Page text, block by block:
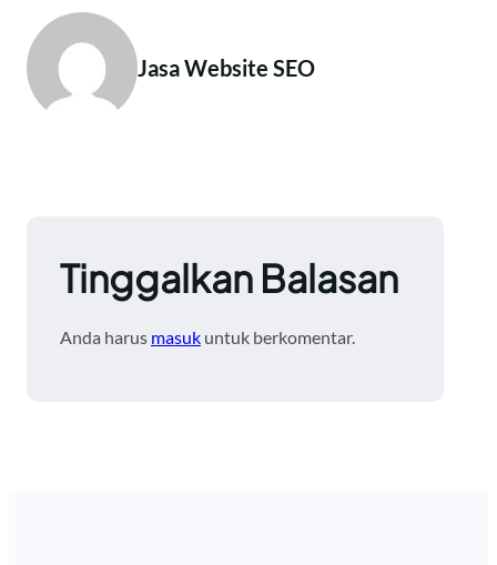
Jasa Website SEO
Tinggalkan Balasan
Anda harus masuk untuk berkomentar.